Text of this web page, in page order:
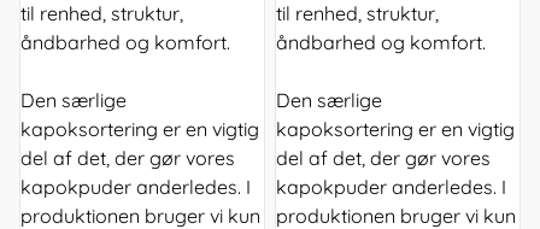
til renhed, struktur,
åndbarhed og komfort.
Den særlige
kapoksortering er en vigtig
del af det, der gør vores
kapokpuder anderledes. I
produktionen bruger vi kun
til renhed, struktur,
åndbarhed og komfort.
Den særlige
kapoksortering er en vigtig
del af det, der gør vores
kapokpuder anderledes. I
produktionen bruger vi kun